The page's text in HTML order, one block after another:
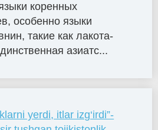
коренных
особенно языки
такие как лакота-
азиатс...
yerdi, itlar izg‘irdi”-